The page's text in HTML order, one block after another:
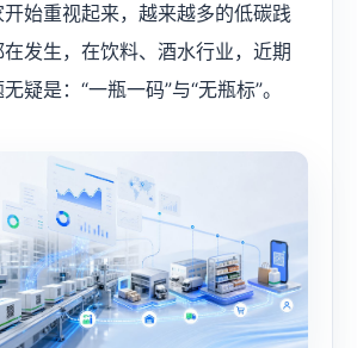
始重视起来，越来越多的低碳践
发生，在饮料、酒水行业，近期
疑是：“一瓶一码”与“无瓶标”。